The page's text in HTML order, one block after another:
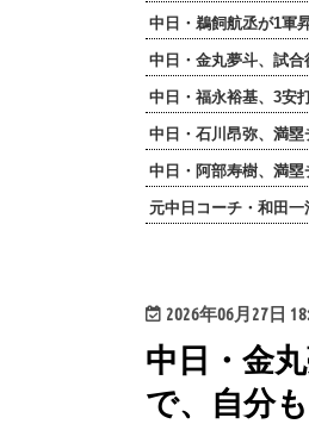
中日・鵜飼航丞が1軍
中日・金丸夢斗、試合
中日・福永裕基、3安
中日・石川昂弥、満塁
中日・阿部寿樹、満塁
元中日コーチ・和田一
2026年06月27日
中日・金
で、自分